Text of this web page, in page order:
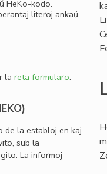
HeKo-kodo.
literoj ankaŭ
la reta formularo.
de la establoj en kaj
sub la
La informoj